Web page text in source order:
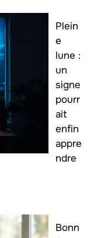
Plein
e
lune :
un
signe
pourr
ait
enfin
appre
ndre
Bonn